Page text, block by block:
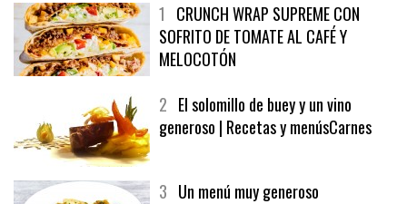
1 CRUNCH WRAP SUPREME CON
SOFRITO DE TOMATE AL CAFÉ Y
MELOCOTÓN
2 El solomillo de buey y un vino
generoso | Recetas y menúsCarnes
3 Un menú muy generoso